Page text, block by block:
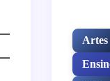
Artes